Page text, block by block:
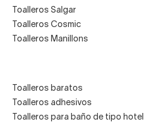
Toalleros Salgar
Toalleros Cosmic
Toalleros Manillons
Toalleros baratos
Toalleros adhesivos
Toalleros para baño de tipo hotel